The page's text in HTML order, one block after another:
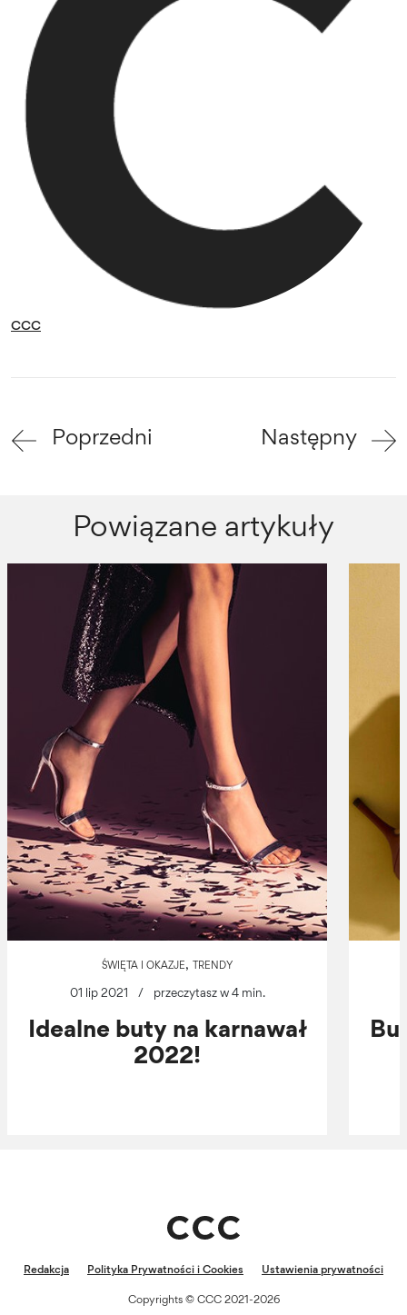
CCC
Poprzedni Następny
Powiązane artykuły
ŚWIĘTA I OKAZJE, TRENDY
01 lip 2021 / przeczytasz w 4 min.
Idealne buty na karnawał
2022!
Redakcja Polityka Prywatności i Cookies Ustawienia prywatności
Copyrights © CCC 2021-2026